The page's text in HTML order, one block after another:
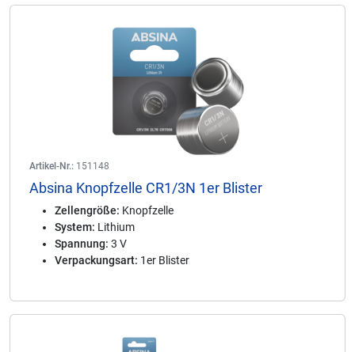
Artikel-Nr.: 151148
Absina Knopfzelle CR1/3N 1er Blister
Zellengröße: Knopfzelle
System: Lithium
Spannung: 3 V
Verpackungsart: 1er Blister